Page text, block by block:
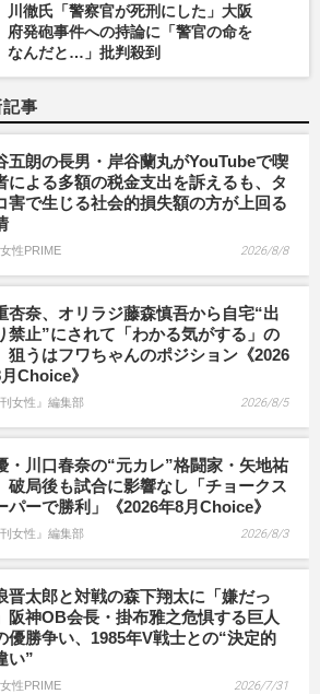
川徹氏「警察官が死刑にした」大阪
府発砲事件への持論に「警官の命を
なんだと…」批判殺到
事
五朗の長男・岸谷蘭丸がYouTubeで喫
による多額の税金支出を訴えるも、タ
害で生じる社会的損失額の方が上回る
性PRIME 2026/8/8
杏奈、オリラジ藤森慎吾から自宅“出
禁止”にされて「わかる気がする」の
狙うはフワちゃんのポジション《2026
Choice》
刊女性』編集部 2026/8/5
・川口春奈の“元カレ”格闘家・矢地祐
破局後も試合に影響なし「チョークス
パーで勝利」《2026年8月Choice》
刊女性』編集部 2026/8/3
晋太郎と対戦の森下翔太に「嫌だっ
阪神OB会長・掛布雅之危惧する巨人
優勝争い、1985年V戦士との“決定的
い”
性PRIME 2026/7/31